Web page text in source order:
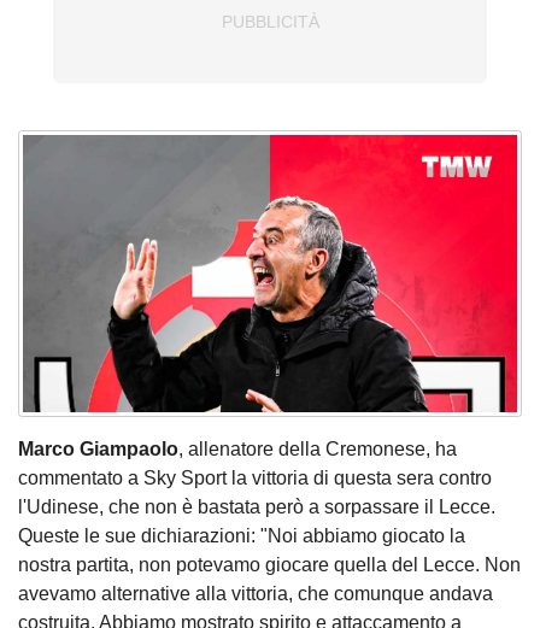
Marco Giampaolo, allenatore della Cremonese, ha
commentato a Sky Sport la vittoria di questa sera contro
l'Udinese, che non è bastata però a sorpassare il Lecce.
Queste le sue dichiarazioni: "Noi abbiamo giocato la
nostra partita, non potevamo giocare quella del Lecce. Non
avevamo alternative alla vittoria, che comunque andava
costruita. Abbiamo mostrato spirito e attaccamento a